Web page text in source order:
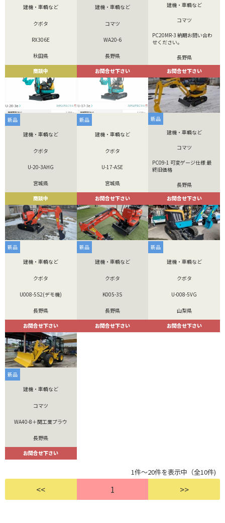
建機・車輌など
クボタ
RX306E
秋田県
商談中
建機・車輌など
コマツ
WA20-6
長野県
お問合せ下さい
建機・車輌など
コマツ
PC20MR-3 納期お問い合わ
せください。
長野県
お問合せ下さい
新品
建機・車輌など
クボタ
U-20-3AHG
宮城県
商談中
新品
建機・車輌など
クボタ
U-17-ASE
宮城県
お問合せ下さい
新品
建機・車輌など
コマツ
PC09-1 可変ゲージ仕様 最
終旧価格
長野県
お問合せ下さい
新品
建機・車輌など
クボタ
U008-5S2(デモ機)
長野県
お問合せ下さい
新品
建機・車輌など
クボタ
K005-3S
長野県
お問合せ下さい
新品
建機・車輌など
クボタ
U-008-5VG
山梨県
お問合せ下さい
新品
建機・車輌など
コマツ
WA40-8＋関工業プラウ
長野県
お問合せ下さい
1件～20件を表示中（全10件)
<< 1 >>